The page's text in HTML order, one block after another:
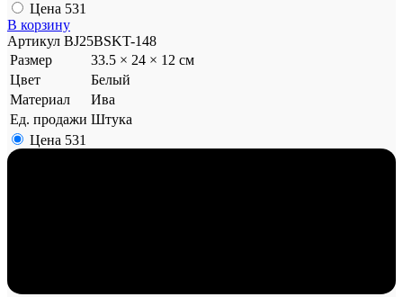
Цена 531
В корзину
Артикул BJ25BSKT-148
Размер
33.5 × 24 × 12 см
Цвет
Белый
Материал
Ива
Ед. продажи Штука
Цена 531